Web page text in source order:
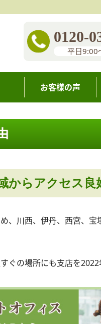
0120-
平日9:00
お客様の声
からアクセス良
、川西、伊丹、西宮、
ぐの場所にも支店を